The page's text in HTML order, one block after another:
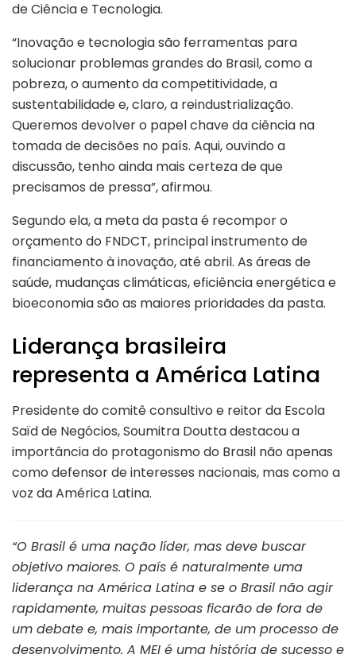
de Ciência e Tecnologia.
“Inovação e tecnologia são ferramentas para
solucionar problemas grandes do Brasil, como a
pobreza, o aumento da competitividade, a
sustentabilidade e, claro, a reindustrialização.
Queremos devolver o papel chave da ciência na
tomada de decisões no país. Aqui, ouvindo a
discussão, tenho ainda mais certeza de que
precisamos de pressa”, afirmou.
Segundo ela, a meta da pasta é recompor o
orçamento do FNDCT, principal instrumento de
financiamento à inovação, até abril. As áreas de
saúde, mudanças climáticas, eficiência energética e
bioeconomia são as maiores prioridades da pasta.
Liderança brasileira
representa a América Latina
Presidente do comitê consultivo e reitor da Escola
Saïd de Negócios, Soumitra Doutta destacou a
importância do protagonismo do Brasil não apenas
como defensor de interesses nacionais, mas como a
voz da América Latina.
“O Brasil é uma nação líder, mas deve buscar
objetivo maiores. O país é naturalmente uma
liderança na América Latina e se o Brasil não agir
rapidamente, muitas pessoas ficarão de fora de
um debate e, mais importante, de um processo de
desenvolvimento. A MEI é uma história de sucesso e